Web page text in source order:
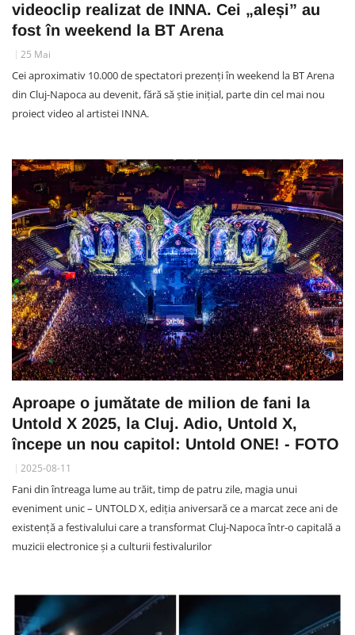
videoclip realizat de INNA. Cei „aleși” au
fost în weekend la BT Arena
25 Mai
Cei aproximativ 10.000 de spectatori prezenți în weekend la BT Arena
din Cluj-Napoca au devenit, fără să știe inițial, parte din cel mai nou
proiect video al artistei INNA.
Aproape o jumătate de milion de fani la
Untold X 2025, la Cluj. Adio, Untold X,
începe un nou capitol: Untold ONE! - FOTO
2025-08-11
Fani din întreaga lume au trăit, timp de patru zile, magia unui
eveniment unic – UNTOLD X, ediția aniversară ce a marcat zece ani de
existență a festivalului care a transformat Cluj-Napoca într-o capitală a
muzicii electronice și a culturii festivalurilor